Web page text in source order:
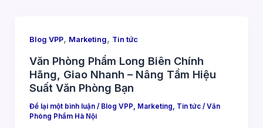
Blog VPP, Marketing, Tin tức
Văn Phòng Phẩm Long Biên Chính
Hãng, Giao Nhanh – Nâng Tầm Hiệu
Suất Văn Phòng Bạn
Để lại một bình luận / Blog VPP, Marketing, Tin tức/ Văn
Phòng Phẩm Hà Nội